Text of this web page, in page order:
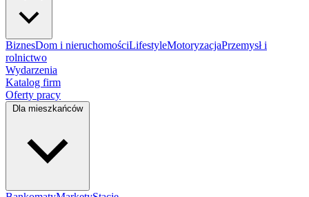
BiznesDom i nieruchomościLifestyleMotoryzacjaPrzemysł i
rolnictwo
Wydarzenia
Katalog firm
Oferty pracy
Dla mieszkańców